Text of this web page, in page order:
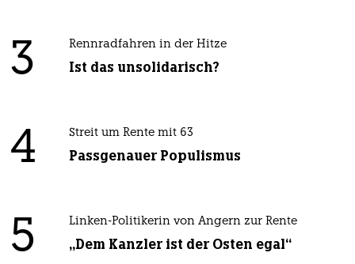
3 Rennradfahren in der Hitze
Ist das unsolidarisch?
4 Streit um Rente mit 63
Passgenauer Populismus
5 Linken-Politikerin von Angern zur Rente
„Dem Kanzler ist der Osten egal“